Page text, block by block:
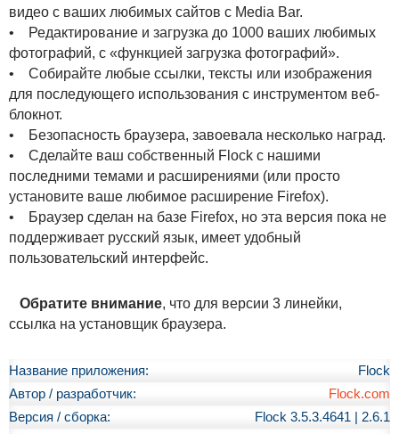
видео с ваших любимых сайтов с Media Bar.
• Редактирование и загрузка до 1000 ваших любимых
фотографий, с «функцией загрузка фотографий».
• Собирайте любые ссылки, тексты или изображения
для последующего использования с инструментом веб-
блокнот.
• Безопасность браузера, завоевала несколько наград.
• Сделайте ваш собственный Flock с нашими
последними темами и расширениями (или просто
установите ваше любимое расширение Firefox).
• Браузер сделан на базе Firefox, но эта версия пока не
поддерживает русский язык, имеет удобный
пользовательский интерфейс.
Обратите внимание, что для версии 3 линейки,
ссылка на установщик браузера.
Название приложения:
Flock
Автор / разработчик:
Flock.com
Версия / сборка:
Flock 3.5.3.4641 | 2.6.1